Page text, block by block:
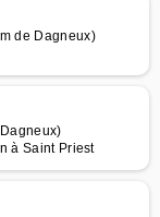
de Dagneux)
à Saint Priest